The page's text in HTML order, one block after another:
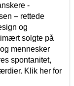
-
– rettede
og
solgte på
mennesker
spontanitet,
Klik her for